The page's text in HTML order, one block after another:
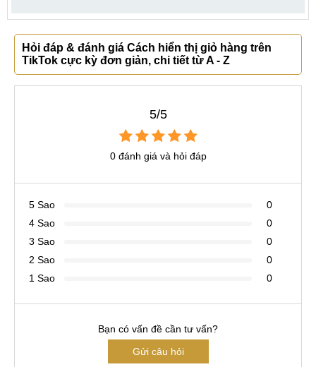
Hỏi đáp & đánh giá Cách hiển thị giỏ hàng trên
TikTok cực kỳ đơn giản, chi tiết từ A - Z
5/5
0 đánh giá và hỏi đáp
5 Sao
0
4 Sao
0
3 Sao
0
2 Sao
0
1 Sao
0
Bạn có vấn đề cần tư vấn?
Gửi câu hỏi